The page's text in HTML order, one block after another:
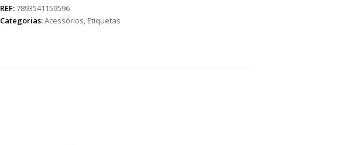
100pc
quantidade
REF:7893541159596
Categorias:Acessórios, Etiquetas